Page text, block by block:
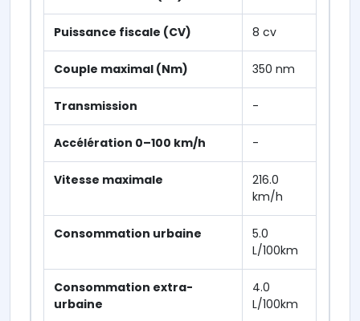
Puissance fiscale (CV) 8 cv
Couple maximal (Nm) 350 nm
Transmission -
Accélération 0–100 km/h -
Vitesse maximale
216.0
km/h
Consommation urbaine
5.0
L/100km
Consommation extra-
urbaine
4.0
L/100km